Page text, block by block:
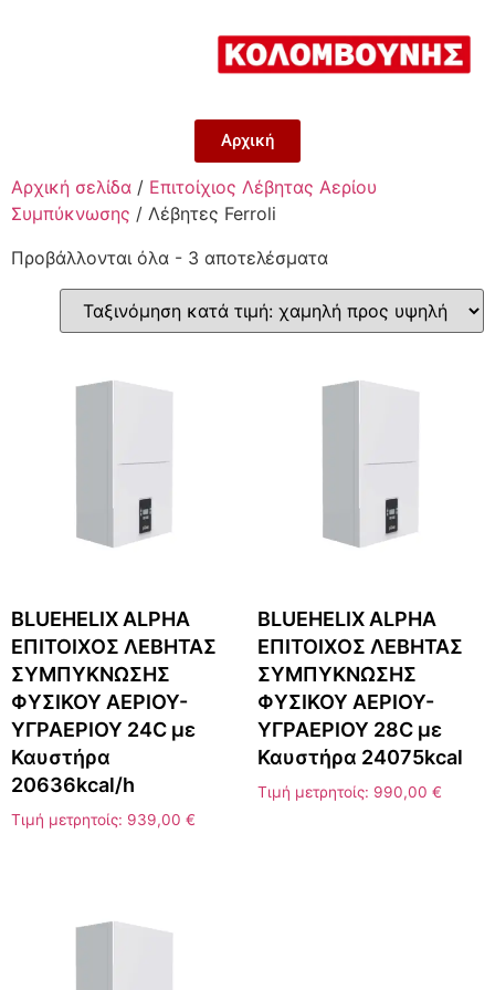
Αρχική
Αρχική σελίδα / Επιτοίχιος Λέβητας Αερίου
Συμπύκνωσης / Λέβητες Ferroli
Προβάλλονται όλα - 3 αποτελέσματα
BLUEHELIX ALPHA
ΕΠΙΤΟΙΧΟΣ ΛΕΒΗΤΑΣ
ΣΥΜΠΥΚΝΩΣΗΣ
ΦΥΣΙΚΟΥ ΑΕΡΙΟΥ-
ΥΓΡΑΕΡΙΟΥ 24C με
Καυστήρα
20636kcal/h
Τιμή μετρητοίς: 939,00 €
BLUEHELIX ALPHA
ΕΠΙΤΟΙΧΟΣ ΛΕΒΗΤΑΣ
ΣΥΜΠΥΚΝΩΣΗΣ
ΦΥΣΙΚΟΥ ΑΕΡΙΟΥ-
ΥΓΡΑΕΡΙΟΥ 28C με
Καυστήρα 24075kcal
Τιμή μετρητοίς: 990,00 €